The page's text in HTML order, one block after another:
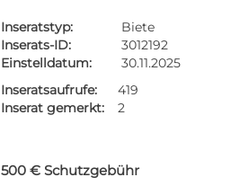
Inseratstyp:
Biete
Inserats-ID:
3012192
Einstelldatum:
30.11.2025
Inseratsaufrufe:
419
Inserat gemerkt:
2
500 € Schutzgebühr